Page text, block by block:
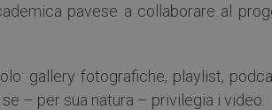
pavese a collaborare al
gallery fotografiche, playlist,
– per sua natura – privilegia i video.